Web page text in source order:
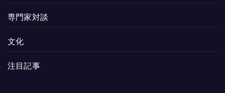
専門家対談
文化
注目記事